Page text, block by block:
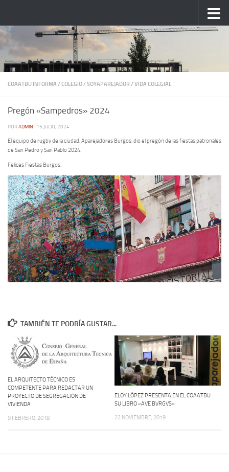
COAATBU INFORMA / COLEGIO/ SOYAPAREJADOR / VIDA COLEGIAL
Pregón «Sampedros» 2024
PORADMIN · 15 JULIO, 2024
El equipo de rugby de la ciudad, Aparejadores Burgos, dio el pregón de las fiestas patronales
de San Pedro y San Pablo 2024.
Felices Fiestas Burgos.
TAMBIÉN TE PODRÍA GUSTAR...
EL ARQUITECTO TÉCNICO ES
COMPETENTE PARA REDACTAR UN
PROYECTO DE SEGREGACIÓN DE
VIVIENDA
9 FEBRERO, 2018
ELOY LÓPEZ PRESENTA EN EL COAATBU
SU LIBRO «AVE BVRGVS»
22 NOVIEMBRE, 2019